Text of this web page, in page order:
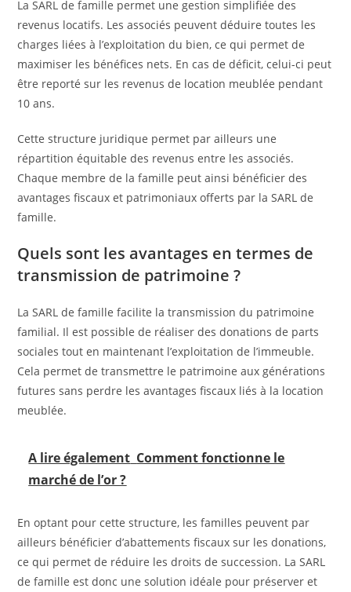
La SARL de famille permet une gestion simplifiée des
revenus locatifs. Les associés peuvent déduire toutes les
charges liées à l’exploitation du bien, ce qui permet de
maximiser les bénéfices nets. En cas de déficit, celui-ci peut
être reporté sur les revenus de location meublée pendant
10 ans.
Cette structure juridique permet par ailleurs une
répartition équitable des revenus entre les associés.
Chaque membre de la famille peut ainsi bénéficier des
avantages fiscaux et patrimoniaux offerts par la SARL de
famille.
Quels sont les avantages en termes de
transmission de patrimoine ?
La SARL de famille facilite la transmission du patrimoine
familial. Il est possible de réaliser des donations de parts
sociales tout en maintenant l’exploitation de l’immeuble.
Cela permet de transmettre le patrimoine aux générations
futures sans perdre les avantages fiscaux liés à la location
meublée.
A lire également Comment fonctionne le
marché de l’or ?
En optant pour cette structure, les familles peuvent par
ailleurs bénéficier d’abattements fiscaux sur les donations,
ce qui permet de réduire les droits de succession. La SARL
de famille est donc une solution idéale pour préserver et